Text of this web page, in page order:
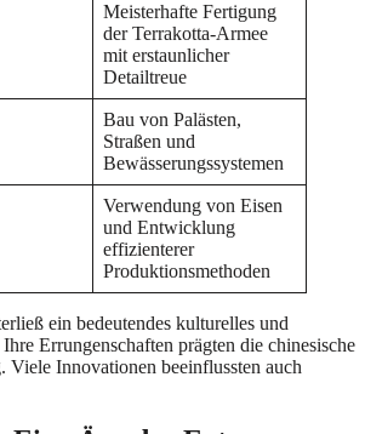
Meisterhafte Fertigung
der Terrakotta-Armee
mit erstaunlicher
Detailtreue
Bau von Palästen,
Straßen und
Bewässerungssystemen
Verwendung von Eisen
und Entwicklung
effizienterer
Produktionsmethoden
ein bedeutendes kulturelles und
Errungenschaften prägten die chinesische
Viele Innovationen beeinflussten auch